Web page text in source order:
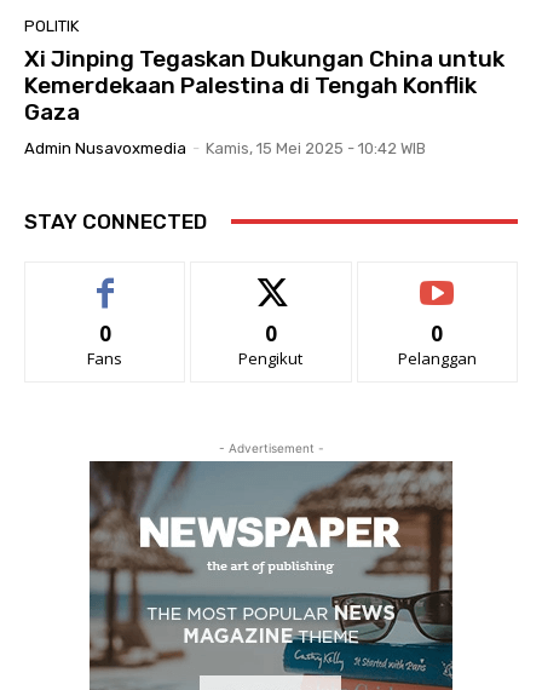
POLITIK
Xi Jinping Tegaskan Dukungan China untuk
Kemerdekaan Palestina di Tengah Konflik
Gaza
Admin Nusavoxmedia - Kamis, 15 Mei 2025 - 10:42 WIB
STAY CONNECTED
0
Fans
0
Pengikut
0
Pelanggan
- Advertisement -